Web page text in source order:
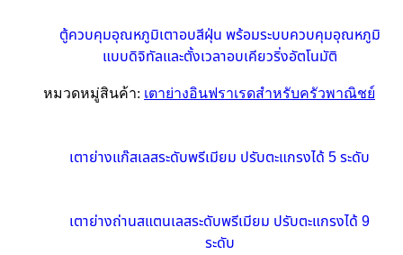
ตู้ควบคุมอุณหภูมิเตาอบสีฝุ่น พร้อมระบบควบคุมอุณหภูมิ
แบบดิจิทัลและตั้งเวลาอบเคียวริ่งอัตโนมัติ
หมวดหมู่สินค้า: เตาย่างอินฟราเรดสำหรับครัวพาณิชย์
เตาย่างแก๊สเลสระดับพรีเมียม ปรับตะแกรงได้ 5 ระดับ
เตาย่างถ่านสแตนเลสระดับพรีเมียม ปรับตะแกรงได้ 9
ระดับ